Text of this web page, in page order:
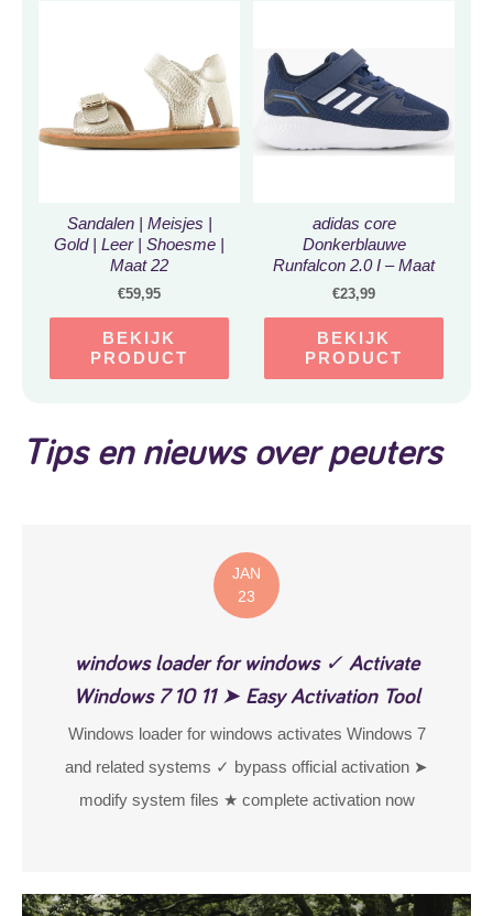
Sandalen | Meisjes |
Gold | Leer | Shoesme |
Maat 22
€59,95
BEKIJK
PRODUCT
adidas core
Donkerblauwe
Runfalcon 2.0 I – Maat
22
€23,99
BEKIJK
PRODUCT
Tips en nieuws over peuters
JAN
23
windows loader for windows ✓ Activate
Windows 7 10 11 ➤ Easy Activation Tool
Windows loader for windows activates Windows 7
and related systems ✓ bypass official activation ➤
modify system files ★ complete activation now